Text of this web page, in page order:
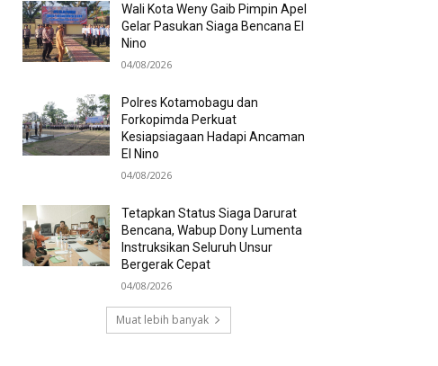
Wali Kota Weny Gaib Pimpin Apel
Gelar Pasukan Siaga Bencana El
Nino
04/08/2026
Polres Kotamobagu dan
Forkopimda Perkuat
Kesiapsiagaan Hadapi Ancaman
El Nino
04/08/2026
Tetapkan Status Siaga Darurat
Bencana, Wabup Dony Lumenta
Instruksikan Seluruh Unsur
Bergerak Cepat
04/08/2026
Muat lebih banyak